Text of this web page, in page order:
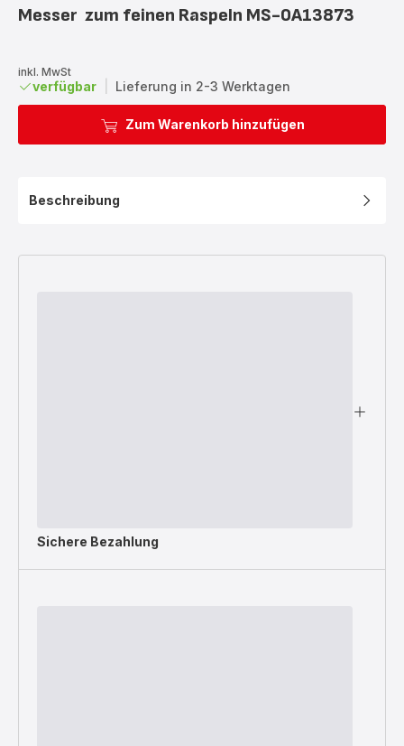
Messer zum feinen Raspeln MS-0A13873
inkl. MwSt
verfügbar Lieferung in 2-3 Werktagen
Zum Warenkorb hinzufügen
Beschreibung
Sichere Bezahlung